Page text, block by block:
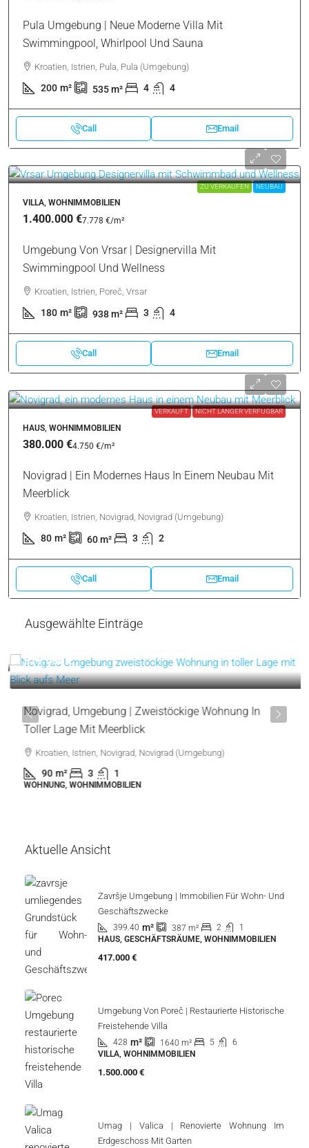
Pula Umgebung | Neue Moderne Villa Mit
Swimmingpool, Whirlpool Und Sauna
Kroatien, Istrien, Pula, Pula (Umgebung)
200 m² 535m² 4 4
Call Email
ZU VERKAUFEN NEUBAU
VILLA, WOHNIMMOBILIEN
1.400.000 €7.778 €/m²
Umgebung Von Vrsar | Designervilla Mit
Swimmingpool Und Wellness
Kroatien, Istrien, Poreč, Vrsar
180 m² 938m² 3 4
Call Email
VERKAUFT NICHT LÄNGER VERFÜGBAR
HAUS, WOHNIMMOBILIEN
380.000 €4.750 €/m²
Novigrad | Ein Modernes Haus In Einem Neubau Mit
Meerblick
Kroatien, Istrien, Novigrad, Novigrad (Umgebung)
80 m² 60m² 3 2
Call Email
Ausgewählte Einträge
319.000 €
3.544 €
Novigrad, Umgebung | Zweistöckige Wohnung In
Toller Lage Mit Meerblick
Kroatien, Istrien, Novigrad, Novigrad (Umgebung)
90 m² 3 1
WOHNUNG, WOHNIMMOBILIEN
Aktuelle Ansicht
Završje Umgebung | Immobilien Für Wohn- Und
Geschäftszwecke
399.40 m² 387 m² 2
1
HAUS, GESCHÄFTSRÄUME, WOHNIMMOBILIEN
417.000 €
Umgebung Von Poreč | Restaurierte Historische
Freistehende Villa
428 m² 1640 m² 5
6
VILLA, WOHNIMMOBILIEN
1.500.000 €
Umag | Valica | Renovierte Wohnung Im
Erdgeschoss Mit Garten